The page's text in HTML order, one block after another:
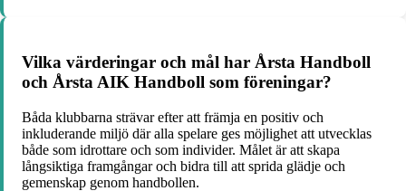
Vilka värderingar och mål har Årsta Handboll
och Årsta AIK Handboll som föreningar?
Båda klubbarna strävar efter att främja en positiv och
inkluderande miljö där alla spelare ges möjlighet att utvecklas
både som idrottare och som individer. Målet är att skapa
långsiktiga framgångar och bidra till att sprida glädje och
gemenskap genom handbollen.